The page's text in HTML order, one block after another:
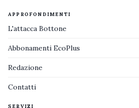
APPROFONDIMENTI
L'attacca Bottone
Abbonamenti EcoPlus
Redazione
Contatti
SERVIZI